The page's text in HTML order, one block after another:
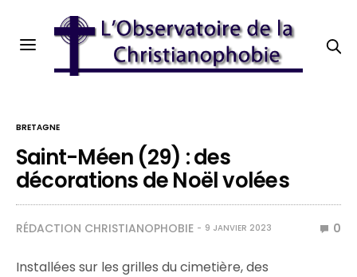
BRETAGNE
Saint-Méen (29) : des
décorations de Noël volées
RÉDACTION CHRISTIANOPHOBIE 9 JANVIER 2023 0
Installées sur les grilles du cimetière, des